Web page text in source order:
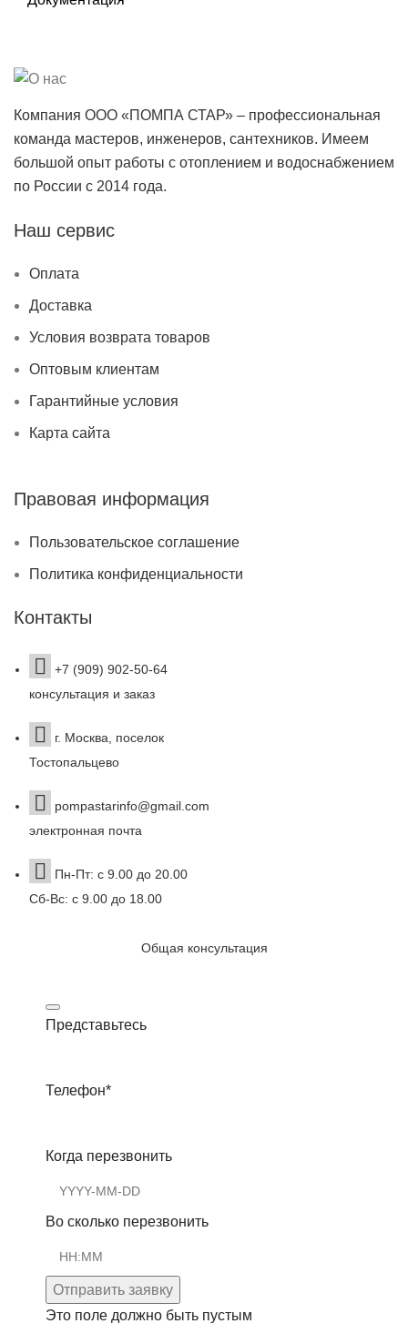
Компания ООО «ПОМПА СТАР» – профессиональная
команда мастеров, инженеров, сантехников. Имеем
большой опыт работы с отоплением и водоснабжением
по России с 2014 года.
Наш сервис
Оплата
Доставка
Условия возврата товаров
Оптовым клиентам
Гарантийные условия
Карта сайта
Правовая информация
Пользовательское соглашение
Политика конфиденциальности
Контакты
+7 (909) 902-50-64
консультация и заказ
г. Москва, поселок
Тостопальцево
pompastarinfo@gmail.com
электронная почта
Пн-Пт: с 9.00 до 20.00
Сб-Вс: с 9.00 до 18.00
Общая консультация
Представьтесь
Телефон*
Когда перезвонить
Во сколько перезвонить
Отправить заявку
Это поле должно быть пустым